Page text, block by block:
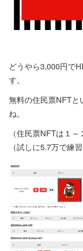
どうやら3,000円で
す。
無料の住民票NFTと
ね。
（住民票NFTは１
（試しに5.7万で練